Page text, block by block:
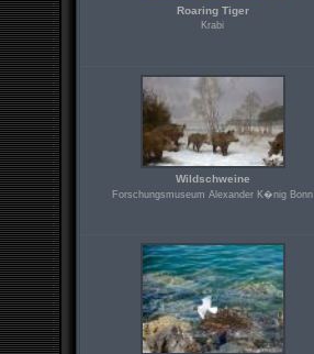
Roaring Tiger
Krabi
Wildschweine
Forschungsmuseum Alexander K�nig Bonn